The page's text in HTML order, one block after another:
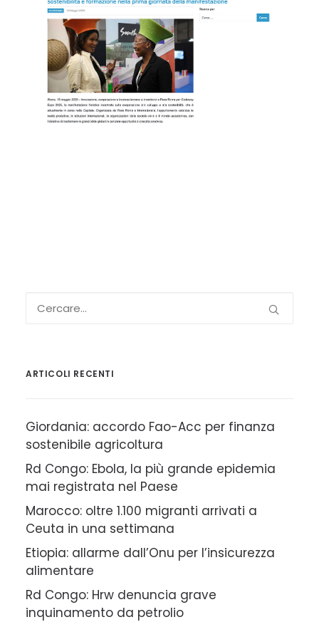
ARTICOLI RECENTI
Giordania: accordo Fao-Acc per finanza
sostenibile agricoltura
Rd Congo: Ebola, la più grande epidemia
mai registrata nel Paese
Marocco: oltre 1.100 migranti arrivati a
Ceuta in una settimana
Etiopia: allarme dall’Onu per l’insicurezza
alimentare
Rd Congo: Hrw denuncia grave
inquinamento da petrolio